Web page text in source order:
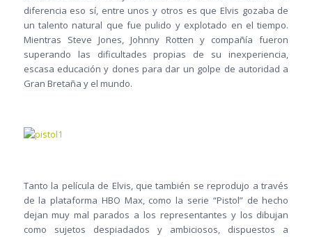
diferencia eso sí, entre unos y otros es que Elvis gozaba de
un talento natural que fue pulido y explotado en el tiempo.
Mientras Steve Jones, Johnny Rotten y compañía fueron
superando las dificultades propias de su inexperiencia,
escasa educación y dones para dar un golpe de autoridad a
Gran Bretaña y el mundo.
Tanto la película de Elvis, que también se reprodujo a través
de la plataforma HBO Max, como la serie “Pistol” de hecho
dejan muy mal parados a los representantes y los dibujan
como sujetos despiadados y ambiciosos, dispuestos a